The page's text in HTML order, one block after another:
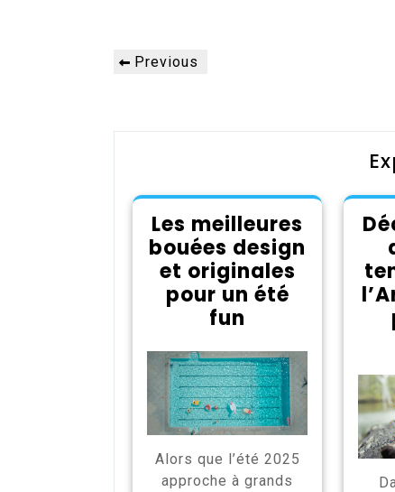
Navigation
de
Previous
Previous
Les meilleures
bouées design
et originales
pour un été
fun
Alors que l’été 2025
approche à grands